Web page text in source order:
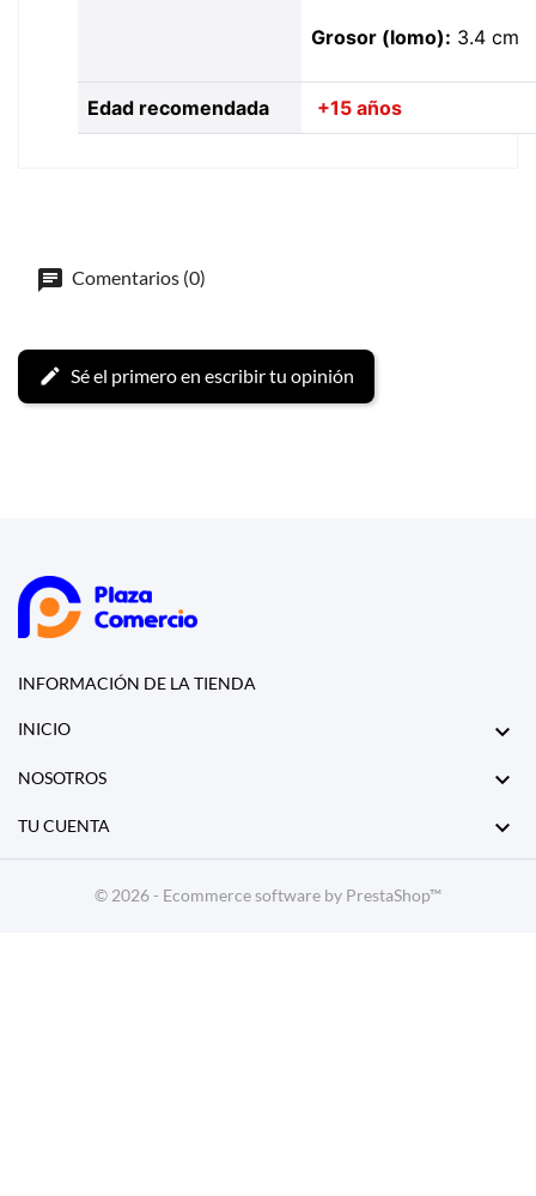
Grosor (lomo): 3.4 cm
Edad recomendada +15 años
Comentarios (0)
Sé el primero en escribir tu opinión
INFORMACIÓN DE LA TIENDA
INICIO 
NOSOTROS 
TU CUENTA 
© 2026 - Ecommerce software by PrestaShop™